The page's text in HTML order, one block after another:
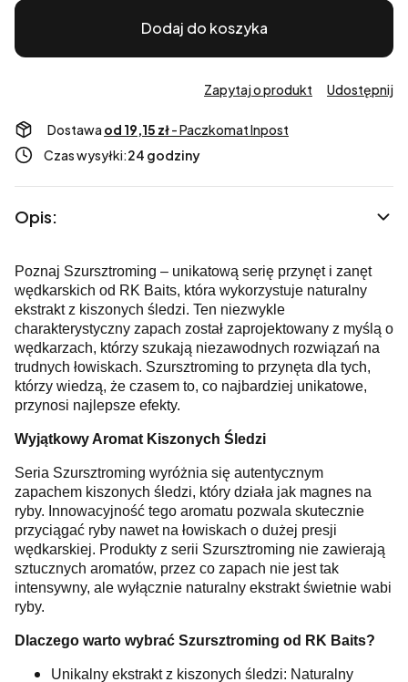
Dodaj do koszyka
Zapytaj o produkt Udostępnij
Dostawa od 19,15 zł- Paczkomat Inpost
Czas wysyłki:24 godziny
Opis:
Poznaj Szursztroming – unikatową serię przynęt i zanęt
wędkarskich od RK Baits, która wykorzystuje naturalny
ekstrakt z kiszonych śledzi. Ten niezwykle
charakterystyczny zapach został zaprojektowany z myślą o
wędkarzach, którzy szukają niezawodnych rozwiązań na
trudnych łowiskach. Szursztroming to przynęta dla tych,
którzy wiedzą, że czasem to, co najbardziej unikatowe,
przynosi najlepsze efekty.
Wyjątkowy Aromat Kiszonych Śledzi
Seria Szursztroming wyróżnia się autentycznym
zapachem kiszonych śledzi, który działa jak magnes na
ryby. Innowacyjność tego aromatu pozwala skutecznie
przyciągać ryby nawet na łowiskach o dużej presji
wędkarskiej. Produkty z serii Szursztroming nie zawierają
sztucznych aromatów, przez co zapach nie jest tak
intensywny, ale wyłącznie naturalny ekstrakt świetnie wabi
ryby.
Dlaczego warto wybrać Szursztroming od RK Baits?
Unikalny ekstrakt z kiszonych śledzi: Naturalny